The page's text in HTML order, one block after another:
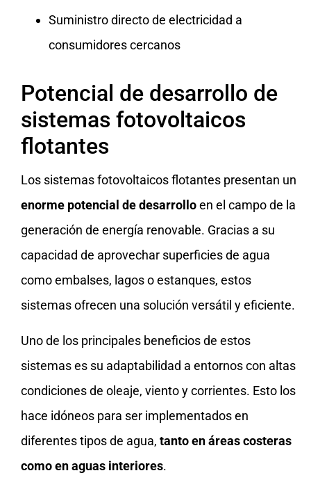
Suministro directo de electricidad a
consumidores cercanos
Potencial de desarrollo de
sistemas fotovoltaicos
flotantes
Los sistemas fotovoltaicos flotantes presentan un
enorme potencial de desarrolloen el campo de la
generación de energía renovable. Gracias a su
capacidad de aprovechar superficies de agua
como embalses, lagos o estanques, estos
sistemas ofrecen una solución versátil y eficiente.
Uno de los principales beneficios de estos
sistemas es su adaptabilidad a entornos con altas
condiciones de oleaje, viento y corrientes. Esto los
hace idóneos para ser implementados en
diferentes tipos de agua, tanto en áreas costeras
como en aguas interiores.